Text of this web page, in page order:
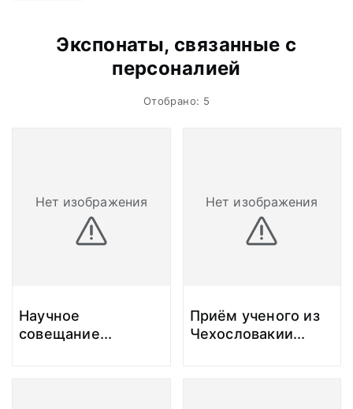
Экспонаты, связанные с
персоналией
Отобрано: 5
Нет изображения
Научное
совещание...
Нет изображения
Приём ученого из
Чехословакии...